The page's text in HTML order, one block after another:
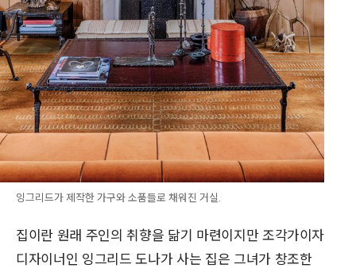
잉그리드가 제작한 가구와 소품들로 채워진 거실.
집이란 원래 주인의 취향을 닮기 마련이지만 조각가이자
디자이너인 잉그리드 도나가 사는 집은 그녀가 창조한